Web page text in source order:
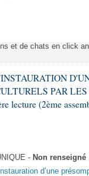
et de chats en click
PAR LES
(2ème
- Non renseigné
d’une